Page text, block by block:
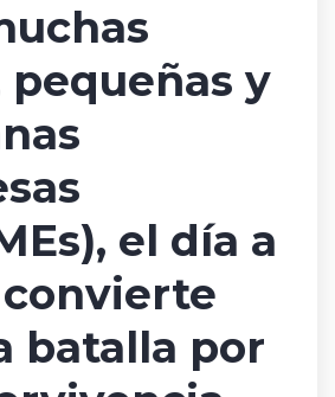
pequeñas y
el día a
batalla por